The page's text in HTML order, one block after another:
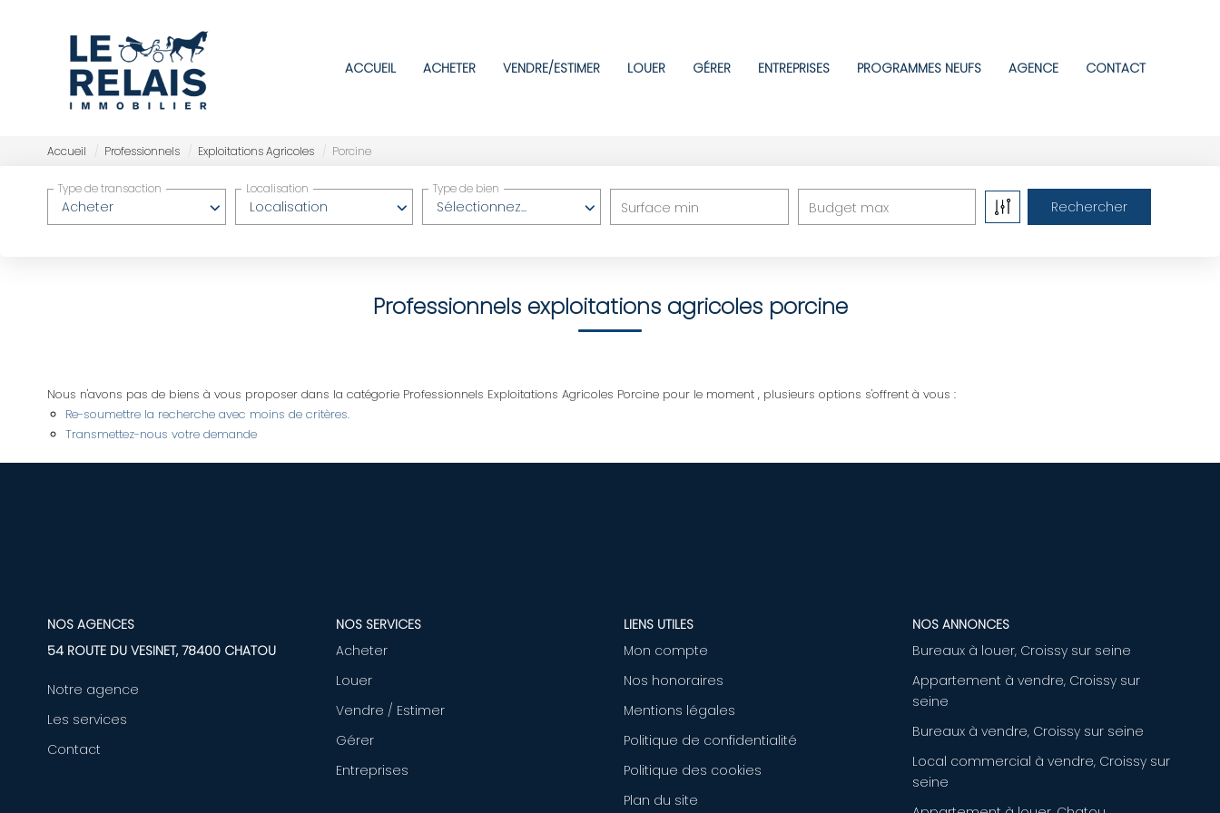
ACCUEIL ACHETER VENDRE/ESTIMER LOUER GÉRER ENTREPRISES PROGRAMMES NEUFS AGENCE CONTACT
Accueil Professionnels Exploitations Agricoles Porcine
Acheter
Type de transaction
Localisation
Localisation
Sélectionnez...
Type de bien
Surface min Budget max
Professionnels exploitations agricoles porcine
Nous n'avons pas de biens à vous proposer dans la catégorie Professionnels Exploitations Agricoles Porcine pour le moment , plusieurs options s'offrent à vous :
Re-soumettre la recherche avec moins de critères.
Transmettez-nous votre demande
NOS AGENCES
54 ROUTE DU VESINET, 78400 CHATOU
Notre agence
Les services
Contact
NOS SERVICES
Acheter
Louer
Vendre / Estimer
Gérer
Entreprises
LIENS UTILES
Mon compte
Nos honoraires
Mentions légales
Politique de confidentialité
Politique des cookies
Plan du site
NOS ANNONCES
Bureaux à louer, Croissy sur seine
Appartement à vendre, Croissy sur
seine
Bureaux à vendre, Croissy sur seine
Local commercial à vendre, Croissy sur
seine